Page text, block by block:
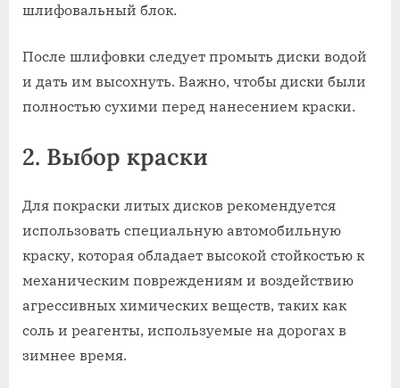
шлифовальный блок.
После шлифовки следует промыть диски водой
и дать им высохнуть. Важно, чтобы диски были
полностью сухими перед нанесением краски.
2. Выбор краски
Для покраски литых дисков рекомендуется
использовать специальную автомобильную
краску, которая обладает высокой стойкостью к
механическим повреждениям и воздействию
агрессивных химических веществ, таких как
соль и реагенты, используемые на дорогах в
зимнее время.